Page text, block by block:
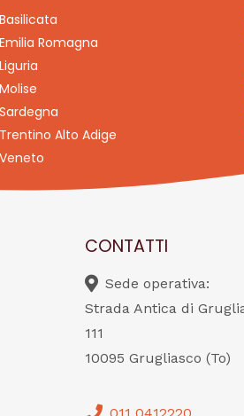
Basilicata
Emilia Romagna
Liguria
Molise
Sardegna
Trentino Alto Adige
Veneto
CONTATTI
Sede operativa:
Strada Antica di
111
10095 Grugliasco (To)
011 0412220